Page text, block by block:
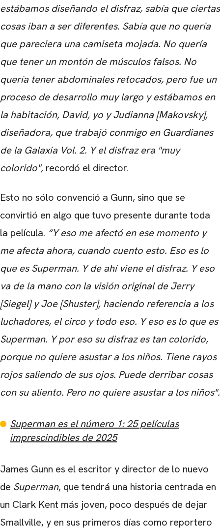
estábamos diseñando el disfraz, sabía que ciertas
cosas iban a ser diferentes. Sabía que no quería
que pareciera una camiseta mojada. No quería
que tener un montón de músculos falsos. No
quería tener abdominales retocados, pero fue un
proceso de desarrollo muy largo y estábamos en
la habitación, David, yo y Judianna [Makovsky],
diseñadora, que trabajó conmigo en Guardianes
de la Galaxia Vol. 2. Y el disfraz era "muy
colorido", recordó el director.
Esto no sólo convenció a Gunn, sino que se
convirtió en algo que tuvo presente durante toda
la película. “Y eso me afectó en ese momento y
me afecta ahora, cuando cuento esto. Eso es lo
que es Superman. Y de ahí viene el disfraz. Y eso
va de la mano con la visión original de Jerry
[Siegel] y Joe [Shuster], haciendo referencia a los
luchadores, el circo y todo eso. Y eso es lo que es
Superman. Y por eso su disfraz es tan colorido,
porque no quiere asustar a los niños. Tiene rayos
rojos saliendo de sus ojos. Puede derribar cosas
con su aliento. Pero no quiere asustar a los niños".
Superman es el número 1: 25 películas
imprescindibles de 2025
James Gunn es el escritor y director de lo nuevo
de Superman, que tendrá una historia centrada en
un Clark Kent más joven, poco después de dejar
Smallville, y en sus primeros días como reportero
CARREGANDO PUBLICIDADE